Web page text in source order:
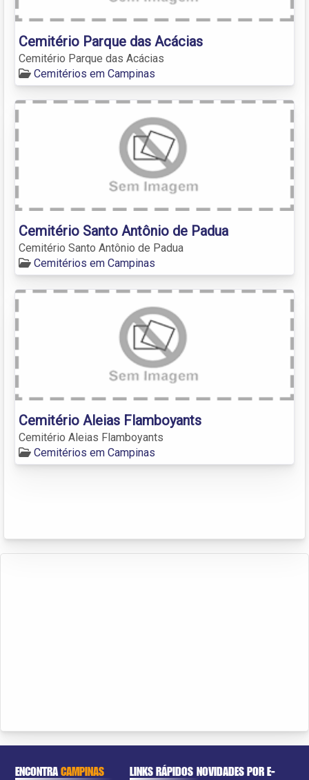
Cemitério Parque das Acácias
Cemitério Parque das Acácias
Cemitérios em Campinas
Cemitério Santo Antônio de Padua
Cemitério Santo Antônio de Padua
Cemitérios em Campinas
Cemitério Aleias Flamboyants
Cemitério Aleias Flamboyants
Cemitérios em Campinas
ENCONTRACAMPINAS LINKS RÁPIDOS NOVIDADES POR E-